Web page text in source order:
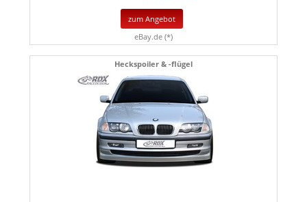
zum Angebot
eBay.de (*)
Heckspoiler & -flügel